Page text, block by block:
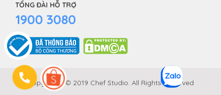
Hướng dẫn đặt hàng
Chính sách đổi hàng
TỔNG ĐÀI HỖ TRỢ
1900 3080
Copyrights © 2019 Chef Studio. All Rights Reserved